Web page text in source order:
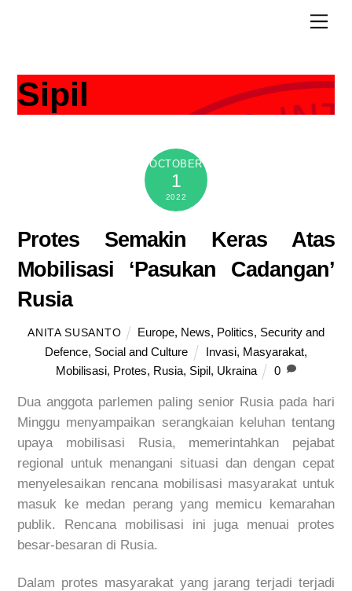
Sipil
OCTOBER
1
2022
Protes Semakin Keras Atas
Mobilisasi ‘Pasukan Cadangan’
Rusia
ANITA SUSANTO Europe, News, Politics, Security and
Defence, Social and Culture Invasi, Masyarakat,
Mobilisasi, Protes, Rusia, Sipil, Ukraina 0
Dua anggota parlemen paling senior Rusia pada hari
Minggu menyampaikan serangkaian keluhan tentang
upaya mobilisasi Rusia, memerintahkan pejabat
regional untuk menangani situasi dan dengan cepat
menyelesaikan rencana mobilisasi masyarakat untuk
masuk ke medan perang yang memicu kemarahan
publik. Rencana mobilisasi ini juga menuai protes
besar-besaran di Rusia.
Dalam protes masyarakat yang jarang terjadi terjadi